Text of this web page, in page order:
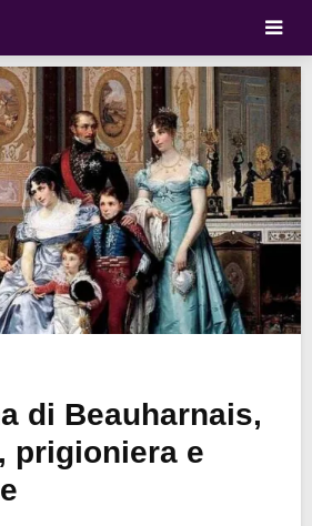
di Beauharnais,
prigioniera e